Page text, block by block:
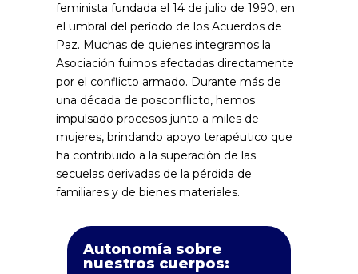
feminista fundada el 14 de julio de 1990, en
el umbral del período de los Acuerdos de
Paz. Muchas de quienes integramos la
Asociación fuimos afectadas directamente
por el conflicto armado. Durante más de
una década de posconflicto, hemos
impulsado procesos junto a miles de
mujeres, brindando apoyo terapéutico que
ha contribuido a la superación de las
secuelas derivadas de la pérdida de
familiares y de bienes materiales.
Autonomía sobre
nuestros cuerpos: